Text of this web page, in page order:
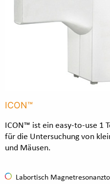
ICON™
ICON™ ist ein easy-to-use 1
für die Untersuchung von
und Mäusen.
Labortisch